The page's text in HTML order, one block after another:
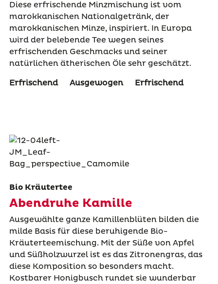
Diese erfrischende Minzmischung ist vom
marokkanischen Nationalgetränk, der
marokkanischen Minze, inspiriert. In Europa
wird der belebende Tee wegen seines
erfrischenden Geschmacks und seiner
natürlichen ätherischen Öle sehr geschätzt.
Erfrischend
Ausgewogen Erfrischend
Bio Kräutertee
Abendruhe Kamille
Ausgewählte ganze Kamillenblüten bilden die
milde Basis für diese beruhigende Bio-
Kräuterteemischung. Mit der Süße von Apfel
und Süßholzwurzel ist es das Zitronengras, das
diese Komposition so besonders macht.
Kostbarer Honigbusch rundet sie wunderbar